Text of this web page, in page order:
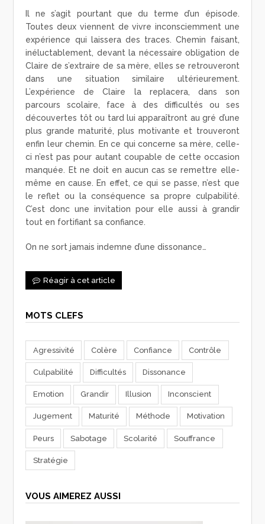
Il ne s’agit pourtant que du terme d’un épisode.
Toutes deux viennent de vivre inconsciemment une
expérience qui laissera des traces. Chemin faisant,
inéluctablement, devant la nécessaire obligation de
Claire de s’extraire de sa mère, elles se retrouveront
dans une situation similaire ultérieurement.
L’expérience de Claire la replacera, dans son
parcours scolaire, face à des difficultés ou ses
découvertes tôt ou tard lui apparaîtront au gré d’une
plus grande maturité, plus motivante et trouveront
enfin leur chemin. En ce qui concerne sa mère, celle-
ci n’est pas pour autant coupable de cette occasion
manquée. Et ne doit en aucun cas se remettre elle-
même en cause. En effet, ce qui se passe, n’est que
le reflet ou la conséquence sa propre culpabilité.
C’est donc une invitation pour elle aussi à grandir
tout en fortifiant sa confiance.
On ne sort jamais indemne d’une dissonance…
Réagir à cet article
MOTS CLEFS
Agressivité Colère Confiance Contrôle
Culpabilité Difficultés Dissonance
Emotion Grandir Illusion Inconscient
Jugement Maturité Méthode Motivation
Peurs Sabotage Scolarité Souffrance
Stratégie
VOUS AIMEREZ AUSSI